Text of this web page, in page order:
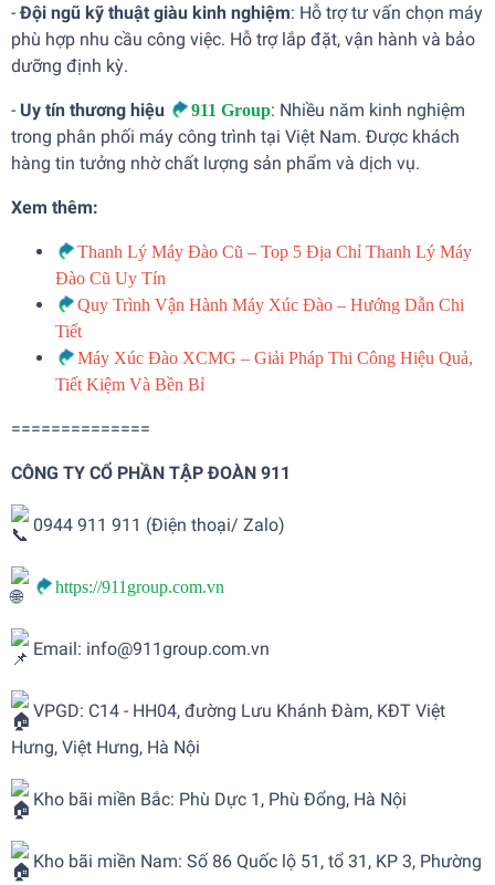
-Đội ngũ kỹ thuật giàu kinh nghiệm: Hỗ trợ tư vấn chọn máy
phù hợp nhu cầu công việc. Hỗ trợ lắp đặt, vận hành và bảo
dưỡng định kỳ.
- Uy tín thương hiệu 911 Group: Nhiều năm kinh nghiệm
trong phân phối máy công trình tại Việt Nam. Được khách
hàng tin tưởng nhờ chất lượng sản phẩm và dịch vụ.
Xem thêm:
Thanh Lý Máy Đào Cũ – Top 5 Địa Chỉ Thanh Lý Máy
Đào Cũ Uy Tín
Quy Trình Vận Hành Máy Xúc Đào – Hướng Dẫn Chi
Tiết
Máy Xúc Đào XCMG – Giải Pháp Thi Công Hiệu Quả,
Tiết Kiệm Và Bền Bỉ
==============
CÔNG TY CỔ PHẦN TẬP ĐOÀN 911
0944 911 911 (Điện thoại/ Zalo)
https://911group.com.vn
Email: info@911group.com.vn
VPGD: C14 - HH04, đường Lưu Khánh Đàm, KĐT Việt
Hưng, Việt Hưng, Hà Nội
Kho bãi miền Bắc: Phù Dực 1, Phù Đổng, Hà Nội
Kho bãi miền Nam: Số 86 Quốc lộ 51, tổ 31, KP 3, Phường